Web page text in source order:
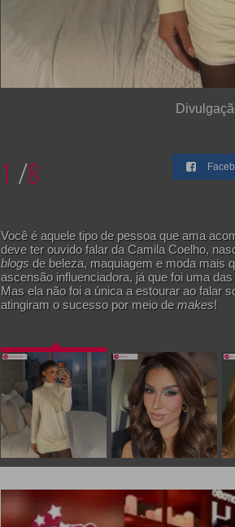
1 /8
Você é aquele tipo de pessoa que ama
deve ter ouvido falar da Camila Coelho,
blogsde beleza, maquiagem e moda mais
ascensão influenciadora, já que foi uma
Mas ela não foi a única a estourar ao falar
atingiram o sucesso por meio demakes!